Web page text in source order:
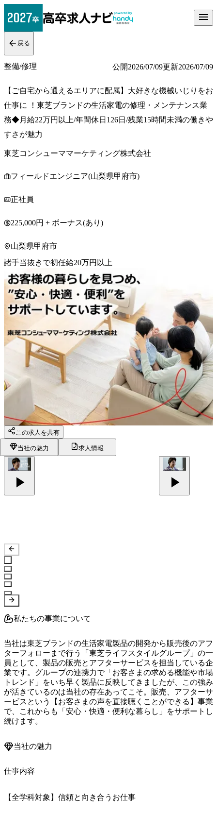
戻る
整備/修理 公開2026/07/09更新2026/07/09
【ご自宅から通えるエリアに配属】大好きな機械いじりをお
仕事に ！東芝ブランドの生活家電の修理・メンテナンス業
務◆月給22万円以上/年間休日126日/残業15時間未満の働きや
すさが魅力
東芝コンシューママーケティング株式会社
フィールドエンジニア(山梨県甲府市)
正社員
225,000円 + ボーナス(あり)
山梨県甲府市
諸手当抜きで初任給20万円以上
この求人を共有
当社の魅力 求人情報
私たちの事業について
当社は東芝ブランドの生活家電製品の開発から販売後のアフ
ターフォローまで行う「東芝ライフスタイルグループ」の一
員として、製品の販売とアフターサービスを担当している企
業です。グループの連携力で「お客さまの求める機能や市場
トレンド」をいち早く製品に反映してきましたが、この強み
が活きているのは当社の存在あってこそ。販売、アフターサ
ービスという【お客さまの声を直接聴くことができる】事業
で、これからも「安心・快適・便利な暮らし」をサポートし
続けます。
当社の魅力
仕事内容
【全学科対象】信頼と向き合うお仕事